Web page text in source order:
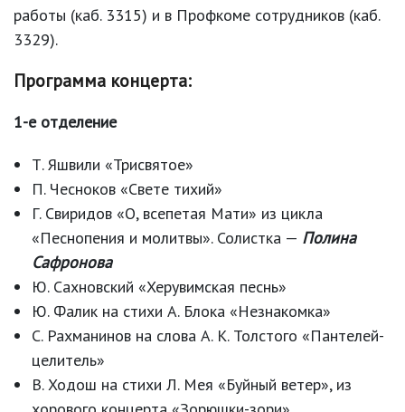
работы (каб. 3315) и в Профкоме сотрудников (каб.
3329).
Программа концерта:
1-е отделение
Т. Яшвили «Трисвятое»
П. Чесноков «Свете тихий»
Г. Свиридов «О, всепетая Мати» из цикла
«Песнопения и молитвы». Солистка — Полина
Сафронова
Ю. Сахновский «Херувимская песнь»
Ю. Фалик на стихи А. Блока «Незнакомка»
С. Рахманинов на слова А. К. Толстого «Пантелей-
целитель»
В. Ходош на стихи Л. Мея «Буйный ветер», из